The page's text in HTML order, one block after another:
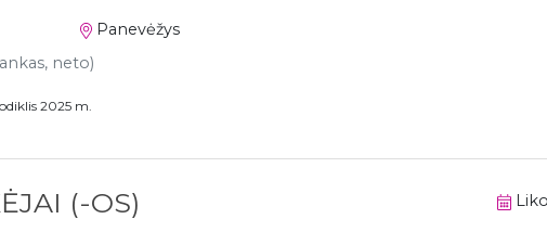
Panevėžys
neto)
2025 m.
(-OS)